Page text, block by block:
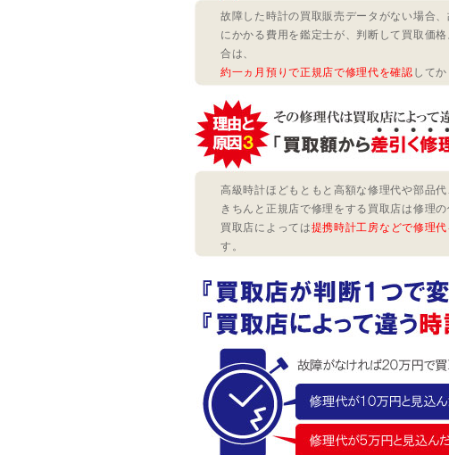
故障した時計の買取販売データがない場合
にかかる費用を鑑定士が、判断して買取価
合は、
約一ヵ月預りで正規店で修理代を確認 して
高級時計ほどもともと高額な修理代や部品
きちんと正規店で修理をする買取店は修理
買取店によっては提携時計工房などで修理
す。